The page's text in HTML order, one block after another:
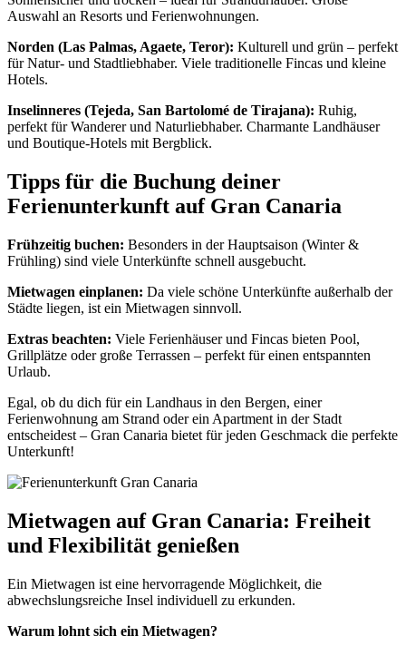
Auswahl an Resorts und Ferienwohnungen.
Norden (Las Palmas, Agaete, Teror): Kulturell und grün – perfekt
für Natur- und Stadtliebhaber. Viele traditionelle Fincas und kleine
Hotels.
Inselinneres (Tejeda, San Bartolomé de Tirajana): Ruhig,
perfekt für Wanderer und Naturliebhaber. Charmante Landhäuser
und Boutique-Hotels mit Bergblick.
Tipps für die Buchung deiner
Ferienunterkunft auf Gran Canaria
Frühzeitig buchen: Besonders in der Hauptsaison (Winter &
Frühling) sind viele Unterkünfte schnell ausgebucht.
Mietwagen einplanen: Da viele schöne Unterkünfte außerhalb der
Städte liegen, ist ein Mietwagen sinnvoll.
Extras beachten: Viele Ferienhäuser und Fincas bieten Pool,
Grillplätze oder große Terrassen – perfekt für einen entspannten
Urlaub.
Egal, ob du dich für ein Landhaus in den Bergen, einer
Ferienwohnung am Strand oder ein Apartment in der Stadt
entscheidest – Gran Canaria bietet für jeden Geschmack die perfekte
Unterkunft!
Mietwagen auf Gran Canaria: Freiheit
und Flexibilität genießen
Ein Mietwagen ist eine hervorragende Möglichkeit, die
abwechslungsreiche Insel individuell zu erkunden.
Warum lohnt sich ein Mietwagen?